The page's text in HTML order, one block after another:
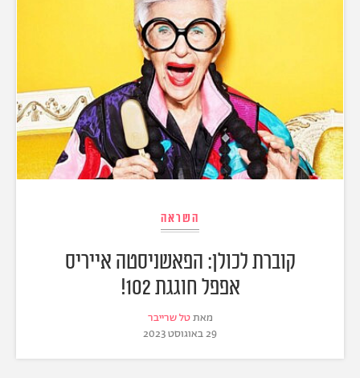
השראה
קוברת לכולן: הפאשניסטה אייריס
אפפל חוגגת 102!
מאתטל שרייבר
29 באוגוסט 2023